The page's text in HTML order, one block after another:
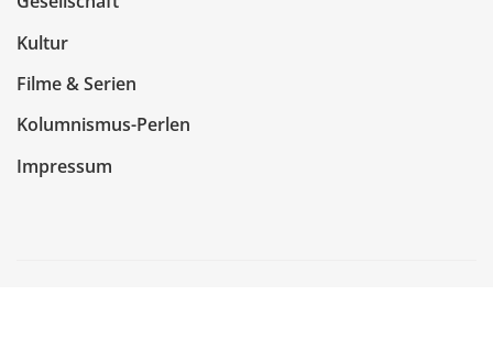
Kultur
Filme & Serien
Kolumnismus-Perlen
Impressum